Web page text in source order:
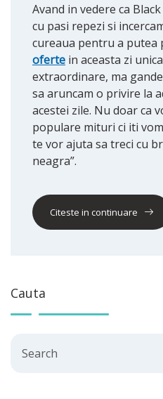
Avand in vedere ca
cu pasi repezi si
cureaua pentru a putea
oferte in aceasta zi
extraordinare, ma
sa aruncam o privire la
acestei zile. Nu doar ca
populare mituri ci iti
te vor ajuta sa treci cu
neagra”.
Citeste in continuare
Cauta